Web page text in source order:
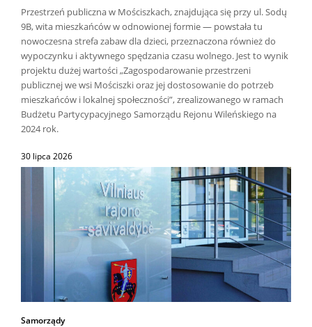
Przestrzeń publiczna w Mościszkach, znajdująca się przy ul. Sodų
9B, wita mieszkańców w odnowionej formie — powstała tu
nowoczesna strefa zabaw dla dzieci, przeznaczona również do
wypoczynku i aktywnego spędzania czasu wolnego. Jest to wynik
projektu dużej wartości „Zagospodarowanie przestrzeni
publicznej we wsi Mościszki oraz jej dostosowanie do potrzeb
mieszkańców i lokalnej społeczności”, zrealizowanego w ramach
Budżetu Partycypacyjnego Samorządu Rejonu Wileńskiego na
2024 rok.
30 lipca 2026
Samorządy